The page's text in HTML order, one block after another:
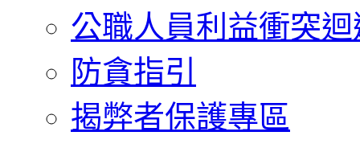
公職人員利益衝突
防貪指引
揭弊者保護專區